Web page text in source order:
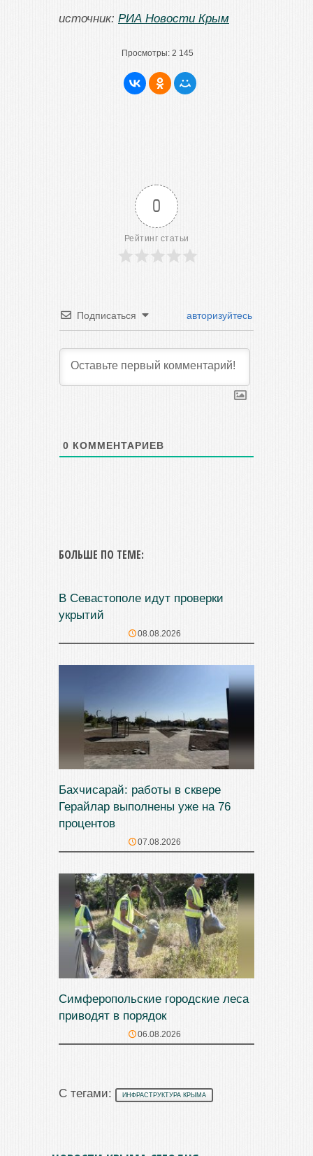
источник: РИА Новости Крым
Просмотры: 2 145
0
Рейтинг статьи
Подписаться авторизуйтесь
0 КОММЕНТАРИЕВ
БОЛЬШЕ ПО ТЕМЕ:
В Севастополе идут проверки
укрытий
08.08.2026
Бахчисарай: работы в сквере
Герайлар выполнены уже на 76
процентов
07.08.2026
Симферопольские городские леса
приводят в порядок
06.08.2026
С тегами: ИНФРАСТРУКТУРА КРЫМА